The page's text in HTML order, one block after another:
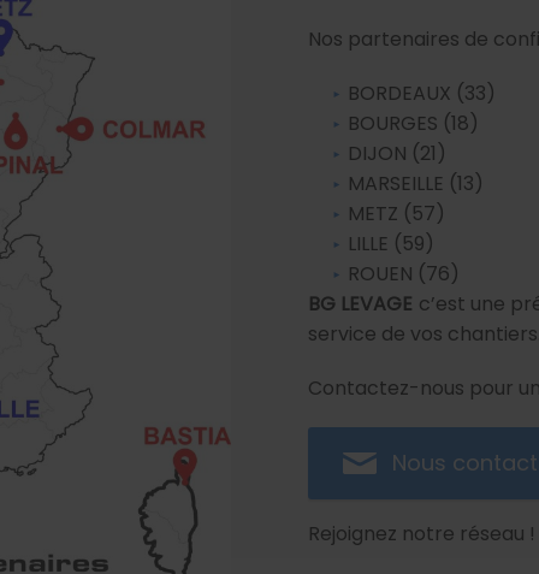
Nos partenaires de
BORDEAUX (33)
BOURGES (18)
DIJON (21)
MARSEILLE (13)
METZ (57)
LILLE (59)
ROUEN (76)
BG LEVAGE c’est une
service de vos
Contactez-nous pour
Nous
Rejoignez notre réseau !